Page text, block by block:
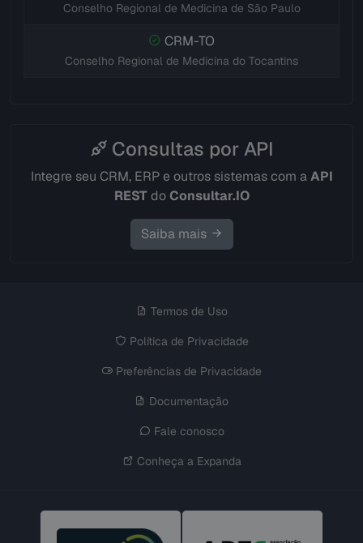
Conselho Regional de Medicina de São Paulo
CRM-TO
Conselho Regional de Medicina do Tocantins
Consultas por API
Integre seu CRM, ERP e outros sistemas com aAPI
RESTdoConsultar.IO
Saiba mais
Termos de Uso
Política de Privacidade
Preferências de Privacidade
Documentação
Fale conosco
Conheça a Expanda